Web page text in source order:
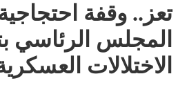
تعز.. وقفة
المجلس الرئاسي
الاختلالات